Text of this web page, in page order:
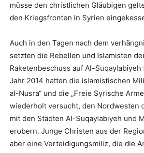
müsse den christlichen Gläubigen
den Kriegsfronten in Syrien
Auch in den Tagen nach dem
setzten die Rebellen und Islamisten
Raketenbeschuss auf Al-
Jahr 2014 hatten die islamistischen
al-Nusra“ und die „Freie Syrische
wiederholt versucht, den Nordwesten
mit den Städten Al-Suqaylabiyeh und
erobern. Junge Christen aus der
aber eine Verteidigungsmiliz, die die